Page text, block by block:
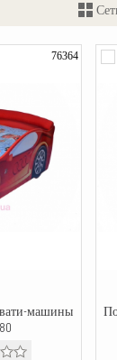
76364
машины